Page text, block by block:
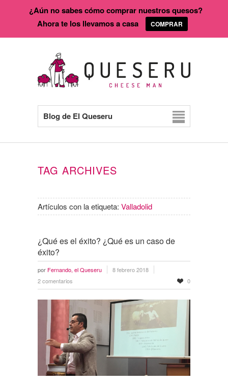
Blog de El Queseru
TAG ARCHIVES
Artículos con la etiqueta: Valladolid
¿Qué es el éxito? ¿Qué es un caso de
éxito?
por Fernando, el Queseru
8 febrero 2018
2 comentarios
0
¿Aún no sabes cómo comprar nuestros quesos?
Ahora te los llevamos a casa
COMPRAR